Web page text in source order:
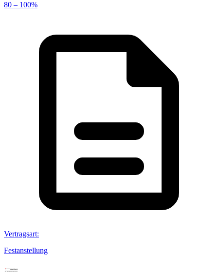
80 – 100%
Vertragsart:
Festanstellung